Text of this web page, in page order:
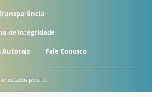
de Integridade
Autorais Fale Conosco
pela fé.